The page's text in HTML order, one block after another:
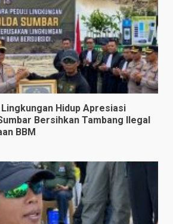
Hidup Apresiasi
Bersihkan Tambang Ilegal
BBM